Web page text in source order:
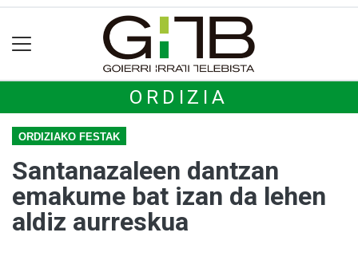
ORDIZIA
ORDIZIAKO FESTAK
Santanazaleen dantzan
emakume bat izan da lehen
aldiz aurreskua